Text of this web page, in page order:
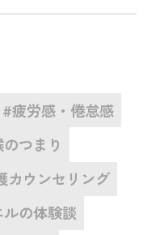
#疲労感・倦怠感
つまり
カウンセリング
の体験談